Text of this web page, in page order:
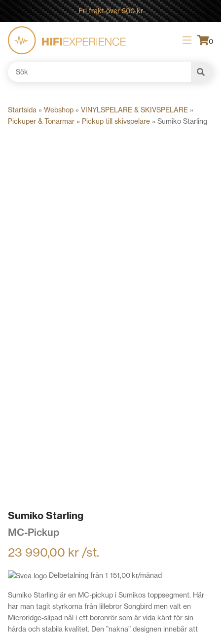
Fri frakt över 500 kr
0
Sök
Startsida » Webshop » VINYLSPELARE & SKIVSPELARE »
Pickuper & Tonarmar » Pickup till skivspelare » Sumiko Starling
Sumiko Starling
MC-Pickup
23 990,00 kr /st.
Delbetalning från 1 151,00 kr/månad
Sumiko Starling är en MC-pickup i Sumikos toppsegment. Här
har man tagit styrkorna från lillebror Songbird men valt en
Microridge-slipad nål i ett boronrör som är vida känt för sin
hårda och stabila kvalitet. Den ”nakna” designen innebär att